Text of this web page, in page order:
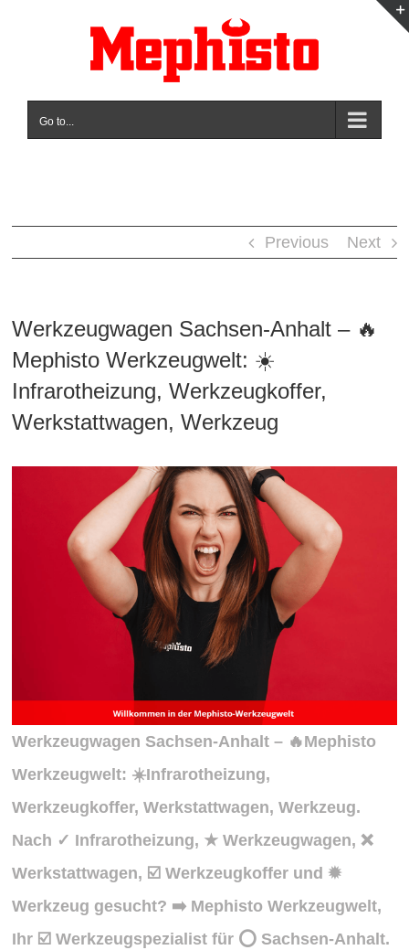
Go to...
Previous Next
Werkzeugwagen Sachsen-Anhalt – 🔥
Mephisto Werkzeugwelt: ☀️
Infrarotheizung, Werkzeugkoffer,
Werkstattwagen, Werkzeug
Werkzeugwagen Sachsen-Anhalt – 🔥Mephisto
Werkzeugwelt: ☀️Infrarotheizung,
Werkzeugkoffer, Werkstattwagen, Werkzeug.
Nach ✓ Infrarotheizung, ★ Werkzeugwagen, ❌
Werkstattwagen, ☑️ Werkzeugkoffer und ✹
Werkzeug gesucht? ➡️ Mephisto Werkzeugwelt,
Ihr ☑️ Werkzeugspezialist für ⭕ Sachsen-Anhalt.